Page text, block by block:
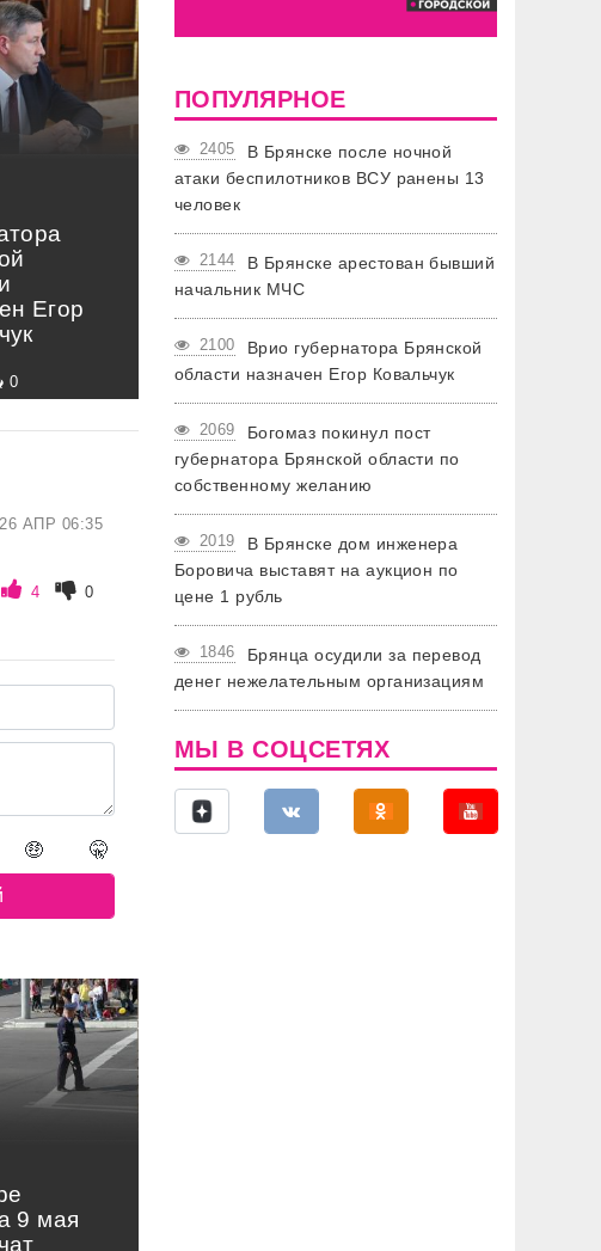
Егор
0
26 АПР 06:35
4 0
🤑 🤫
9 мая
ПОПУЛЯРНОЕ
2405
В Брянске после ночной
атаки беспилотников ВСУ ранены 13
человек
2144
В Брянске арестован бывший
начальник МЧС
2100
Врио губернатора Брянской
области назначен Егор Ковальчук
2069
Богомаз покинул пост
губернатора Брянской области по
собственному желанию
2019
В Брянске дом инженера
Боровича выставят на аукцион по
цене 1 рубль
1846
Брянца осудили за перевод
денег нежелательным организациям
МЫ В СОЦСЕТЯХ